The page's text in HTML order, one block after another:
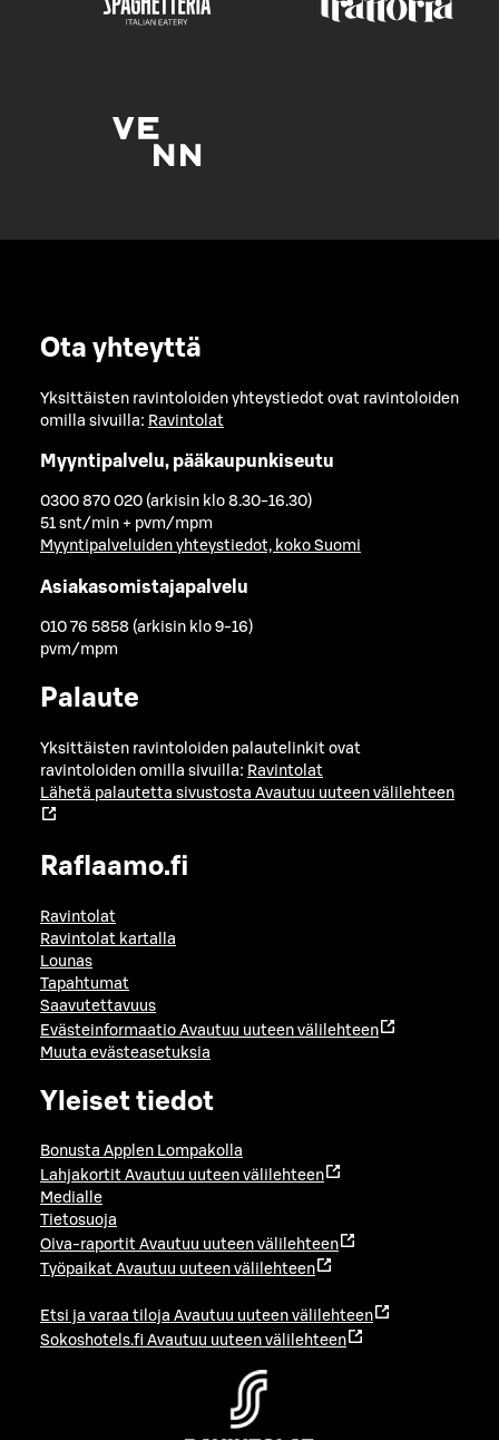
Ota yhteyttä
Yksittäisten ravintoloiden yhteystiedot ovat ravintoloiden
omilla sivuilla: Ravintolat
Myyntipalvelu, pääkaupunkiseutu
0300 870 020 (arkisin klo 8.30-16.30)
51 snt/min + pvm/mpm
Myyntipalveluiden yhteystiedot, koko Suomi
Asiakasomistajapalvelu
010 76 5858 (arkisin klo 9-16)
pvm/mpm
Palaute
Yksittäisten ravintoloiden palautelinkit ovat
ravintoloiden omilla sivuilla: Ravintolat
Lähetä palautetta sivustosta Avautuu uuteen välilehteen
Raflaamo.fi
Ravintolat
Ravintolat kartalla
Lounas
Tapahtumat
Saavutettavuus
Evästeinformaatio Avautuu uuteen välilehteen
Muuta evästeasetuksia
Yleiset tiedot
Bonusta Applen Lompakolla
Lahjakortit Avautuu uuteen välilehteen
Medialle
Tietosuoja
Oiva-raportit Avautuu uuteen välilehteen
Työpaikat Avautuu uuteen välilehteen
Etsi ja varaa tiloja Avautuu uuteen välilehteen
Sokoshotels.fi Avautuu uuteen välilehteen